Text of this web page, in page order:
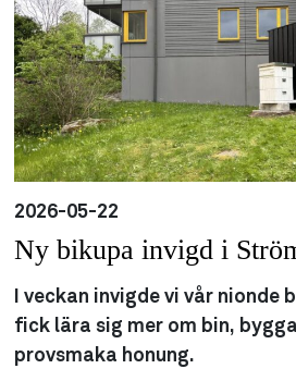
2026-05-22
Ny bikupa invigd i
I veckan invigde vi vår nionde
fick lära sig mer om bin,
provsmaka honung.